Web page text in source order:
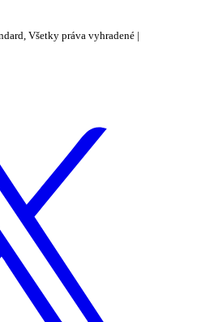
Všetky práva vyhradené |